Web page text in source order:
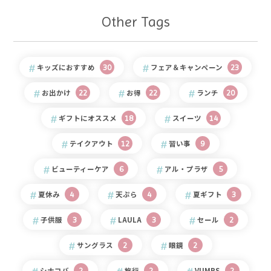
キッズにおすすめ 30 フェア＆キャンペーン 23
お出かけ 22 お得 22 ランチ 20
ギフトにオススメ 18 スイーツ 14
テイクアウト 12 習い事 9
ビューティーケア 6 アル・プラザ 5
夏休み 4 天ぷら 4 夏ギフト 3
子供服 3 LAULA 3 セール 2
サングラス 2 眼鏡 2